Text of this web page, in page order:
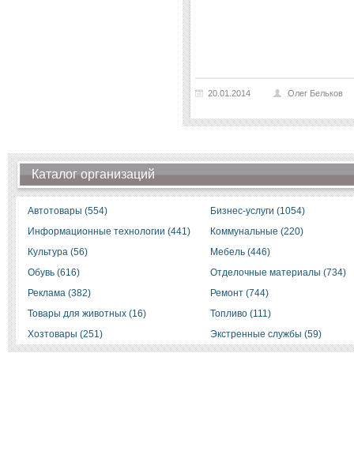
20.01.2014 Олег Бельков
Каталог организаций
Автотовары (554)
Бизнес-услуги (1054)
Информационные технологии (441)
Коммунальные (220)
Культура (56)
Мебель (446)
Обувь (616)
Отделочные материалы (734)
Реклама (382)
Ремонт (744)
Товары для животных (16)
Топливо (111)
Хозтовары (251)
Экстренные службы (59)